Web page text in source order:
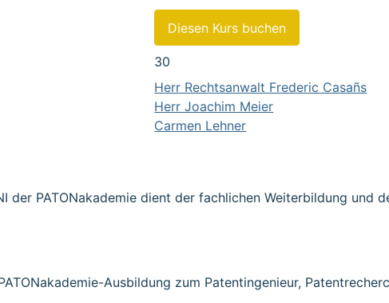
Diesen Kurs buchen
30
Herr Rechtsanwalt Frederic Casañs
Herr Joachim Meier
Carmen Lehner
der PATONakademie dient der fachlichen Weiterbildung und
Ausbildung zum Patentingenieur,